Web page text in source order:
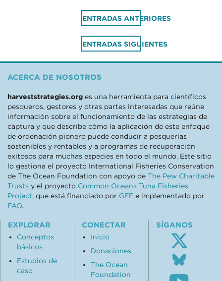
ENTRADAS ANTERIORES
ENTRADAS SIGUIENTES
ACERCA DE NOSOTROS
harveststrategies.org es una herramienta para científicos
pesqueros, gestores y otras partes interesadas que reúne
información sobre el funcionamiento de las estrategias de
captura y que describe cómo la aplicación de este enfoque
de ordenación pionero puede conducir a pesquerías
sostenibles y rentables y a programas de recuperación
exitosos para muchas especies en todo el mundo. Este sitio
lo gestiona el proyecto International Fisheries Conservation
de The Ocean Foundation con apoyo de The Pew Charitable
Trusts y el proyecto Common Oceans Tuna Fisheries
Project, que está financiado por GEF e implementado por
FAO.
EXPLORAR
Conceptos
básicos
Estudios de
caso
CONECTAR
Inicio
Donaciones
The Ocean
Foundation
SÍGANOS
us